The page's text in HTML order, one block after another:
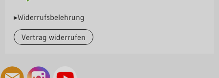
▸Widerrufsbelehrung
Vertrag widerrufen